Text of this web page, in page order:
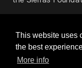
This website uses
the best
More info
520-378-2950